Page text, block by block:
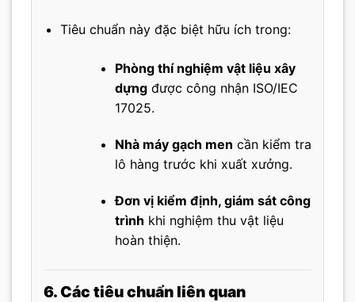
Tiêu chuẩn này đặc biệt hữu ích trong:
Phòng thí nghiệm vật liệu xây
dựngđược công nhận ISO/IEC
17025.
Nhà máy gạch men cần kiểm tra
lô hàng trước khi xuất xưởng.
Đơn vị kiểm định, giám sát công
trình khi nghiệm thu vật liệu
hoàn thiện.
6. Các tiêu chuẩn liên quan